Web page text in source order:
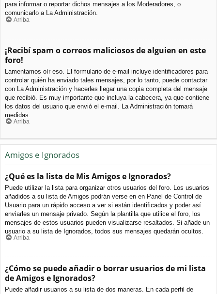
para informar o reportar dichos mensajes a los Moderadores, o
comunicarlo a La Administración.
Arriba
¡Recibí spam o correos maliciosos de alguien en este
foro!
Lamentamos oír eso. El formulario de e-mail incluye identificadores para
controlar quién ha enviado tales mensajes, por lo tanto, puede contactar
con La Administración y hacerles llegar una copia completa del mensaje
que recibió. Es muy importante que incluya la cabecera, ya que contiene
los datos del usuario que envió el e-mail. La Administración tomará
medidas.
Arriba
Amigos e Ignorados
¿Qué es la lista de Mis Amigos e Ignorados?
Puede utilizar la lista para organizar otros usuarios del foro. Los usuarios
añadidos a su lista de Amigos podrán verse en en Panel de Control de
Usuario para un rápido acceso a ver si están identificados y poder así
enviarles un mensaje privado. Según la plantilla que utilice el foro, los
mensajes de estos usuarios pueden visualizarse resaltados. Si añade un
usuario a su lista de Ignorados, todos sus mensajes quedarán ocultos.
Arriba
¿Cómo se puede añadir o borrar usuarios de mi lista
de Amigos e Ignorados?
Puede añadir usuarios a su lista de dos maneras. En cada perfil de